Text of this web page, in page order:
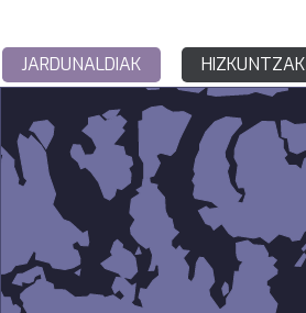
JARDUNALDIAK HIZKUNTZAK